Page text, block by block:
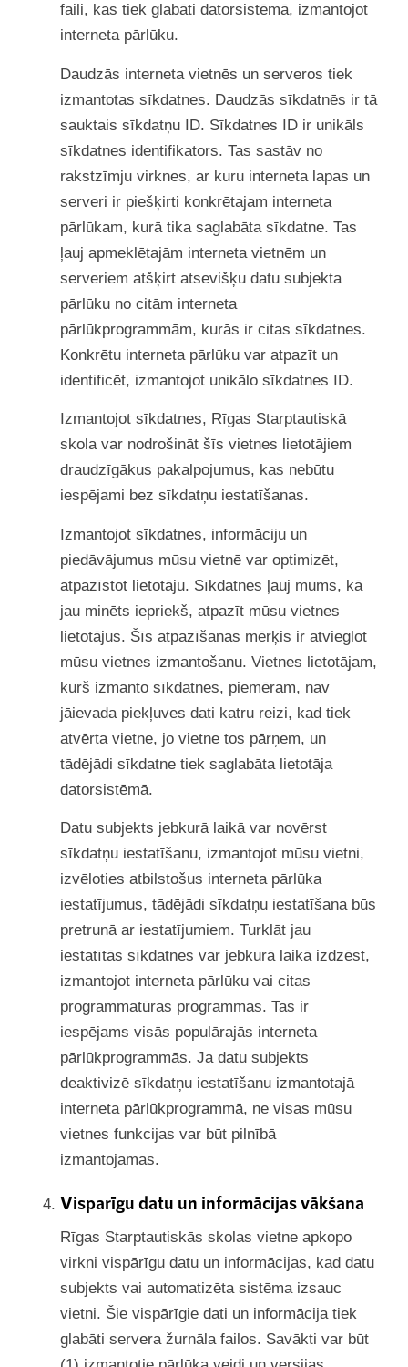
faili, kas tiek glabāti datorsistēmā, izmantojot
interneta pārlūku.
Daudzās interneta vietnēs un serveros tiek
izmantotas sīkdatnes. Daudzās sīkdatnēs ir tā
sauktais sīkdatņu ID. Sīkdatnes ID ir unikāls
sīkdatnes identifikators. Tas sastāv no
rakstzīmju virknes, ar kuru interneta lapas un
serveri ir piešķirti konkrētajam interneta
pārlūkam, kurā tika saglabāta sīkdatne. Tas
ļauj apmeklētajām interneta vietnēm un
serveriem atšķirt atsevišķu datu subjekta
pārlūku no citām interneta
pārlūkprogrammām, kurās ir citas sīkdatnes.
Konkrētu interneta pārlūku var atpazīt un
identificēt, izmantojot unikālo sīkdatnes ID.
Izmantojot sīkdatnes, Rīgas Starptautiskā
skola var nodrošināt šīs vietnes lietotājiem
draudzīgākus pakalpojumus, kas nebūtu
iespējami bez sīkdatņu iestatīšanas.
Izmantojot sīkdatnes, informāciju un
piedāvājumus mūsu vietnē var optimizēt,
atpazīstot lietotāju. Sīkdatnes ļauj mums, kā
jau minēts iepriekš, atpazīt mūsu vietnes
lietotājus. Šīs atpazīšanas mērķis ir atvieglot
mūsu vietnes izmantošanu. Vietnes lietotājam,
kurš izmanto sīkdatnes, piemēram, nav
jāievada piekļuves dati katru reizi, kad tiek
atvērta vietne, jo vietne tos pārņem, un
tādējādi sīkdatne tiek saglabāta lietotāja
datorsistēmā.
Datu subjekts jebkurā laikā var novērst
sīkdatņu iestatīšanu, izmantojot mūsu vietni,
izvēloties atbilstošus interneta pārlūka
iestatījumus, tādējādi sīkdatņu iestatīšana būs
pretrunā ar iestatījumiem. Turklāt jau
iestatītās sīkdatnes var jebkurā laikā izdzēst,
izmantojot interneta pārlūku vai citas
programmatūras programmas. Tas ir
iespējams visās populārajās interneta
pārlūkprogrammās. Ja datu subjekts
deaktivizē sīkdatņu iestatīšanu izmantotajā
interneta pārlūkprogrammā, ne visas mūsu
vietnes funkcijas var būt pilnībā
izmantojamas.
Visparīgu datu un informācijas vākšana
Rīgas Starptautiskās skolas vietne apkopo
virkni vispārīgu datu un informācijas, kad datu
subjekts vai automatizēta sistēma izsauc
vietni. Šie vispārīgie dati un informācija tiek
glabāti servera žurnāla failos. Savākti var būt